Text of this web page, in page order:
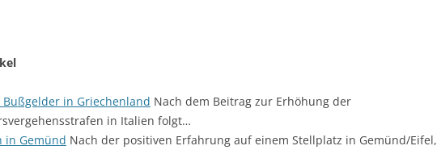
Bußgelder in Griechenland Nach dem Beitrag zur Erhöhung der
in Italien folgt…
in Gemünd Nach der positiven Erfahrung auf einem Stellplatz in Gemünd/Eifel,